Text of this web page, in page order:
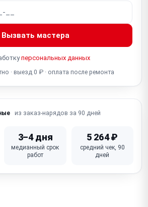
VRAM (видеопамять, артефакты,
ошибки)
16-pin)
/ фаза питания (нестабильность,
не включается)
нет изображения)
радиатор / кулер (от
падения)
(надлом платы)
Вызвать мастера
персональных данных
· выезд 0 ₽ · оплата после ремонта
из заказ-нарядов за 90 дней
3–4 дня
медианный срок
работ
5 264 ₽
средний чек, 90
дней